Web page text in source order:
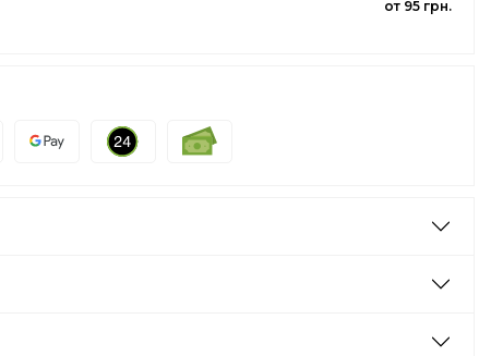
от 95 грн.